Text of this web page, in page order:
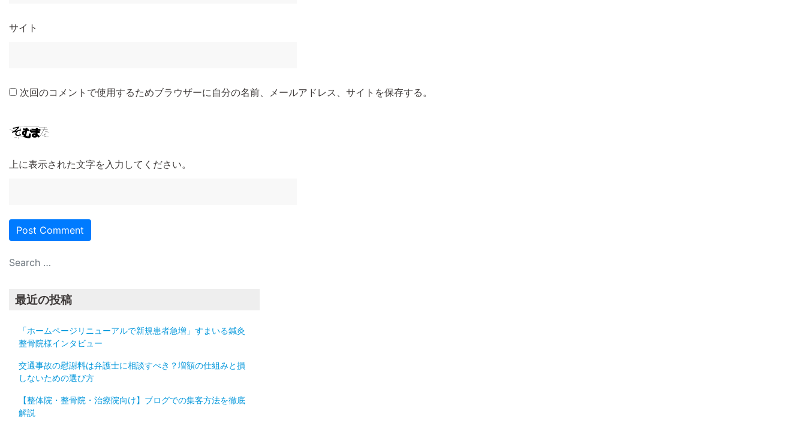
サイト
次回のコメントで使用するためブラウザーに自分の名前、メールアドレス、サイトを保存する。
上に表示された文字を入力してください。
最近の投稿
「ホームページリニューアルで新規患者急増」すまいる鍼灸
整骨院様インタビュー
交通事故の慰謝料は弁護士に相談すべき？増額の仕組みと損
しないための選び方
【整体院・整骨院・治療院向け】ブログでの集客方法を徹底
解説